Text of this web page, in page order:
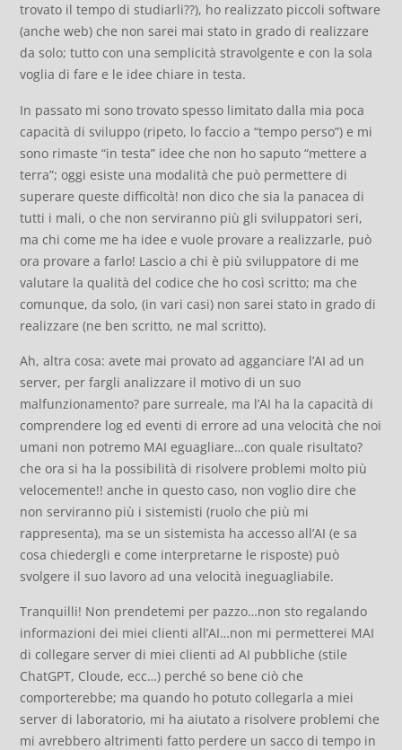
trovato il tempo di studiarli??), ho realizzato piccoli software
(anche web) che non sarei mai stato in grado di realizzare
da solo; tutto con una semplicità stravolgente e con la sola
voglia di fare e le idee chiare in testa.
In passato mi sono trovato spesso limitato dalla mia poca
capacità di sviluppo (ripeto, lo faccio a “tempo perso”) e mi
sono rimaste “in testa” idee che non ho saputo “mettere a
terra”; oggi esiste una modalità che può permettere di
superare queste difficoltà! non dico che sia la panacea di
tutti i mali, o che non serviranno più gli sviluppatori seri,
ma chi come me ha idee e vuole provare a realizzarle, può
ora provare a farlo! Lascio a chi è più sviluppatore di me
valutare la qualità del codice che ho così scritto; ma che
comunque, da solo, (in vari casi) non sarei stato in grado di
realizzare (ne ben scritto, ne mal scritto).
Ah, altra cosa: avete mai provato ad agganciare l’AI ad un
server, per fargli analizzare il motivo di un suo
malfunzionamento? pare surreale, ma l’AI ha la capacità di
comprendere log ed eventi di errore ad una velocità che noi
umani non potremo MAI eguagliare…con quale risultato?
che ora si ha la possibilità di risolvere problemi molto più
velocemente!! anche in questo caso, non voglio dire che
non serviranno più i sistemisti (ruolo che più mi
rappresenta), ma se un sistemista ha accesso all’AI (e sa
cosa chiedergli e come interpretarne le risposte) può
svolgere il suo lavoro ad una velocità ineguagliabile.
Tranquilli! Non prendetemi per pazzo…non sto regalando
informazioni dei miei clienti all’AI…non mi permetterei MAI
di collegare server di miei clienti ad AI pubbliche (stile
ChatGPT, Cloude, ecc…) perché so bene ciò che
comporterebbe; ma quando ho potuto collegarla a miei
server di laboratorio, mi ha aiutato a risolvere problemi che
mi avrebbero altrimenti fatto perdere un sacco di tempo in